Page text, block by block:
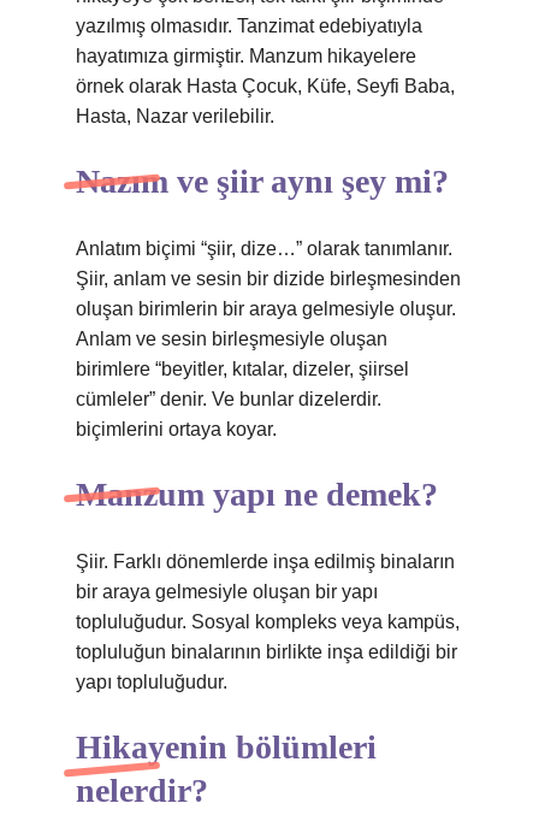
yazılmış olmasıdır. Tanzimat edebiyatıyla
hayatımıza girmiştir. Manzum hikayelere
örnek olarak Hasta Çocuk, Küfe, Seyfi Baba,
Hasta, Nazar verilebilir.
Nazım ve şiir aynı şey mi?
Anlatım biçimi “şiir, dize…” olarak tanımlanır.
Şiir, anlam ve sesin bir dizide birleşmesinden
oluşan birimlerin bir araya gelmesiyle oluşur.
Anlam ve sesin birleşmesiyle oluşan
birimlere “beyitler, kıtalar, dizeler, şiirsel
cümleler” denir. Ve bunlar dizelerdir.
biçimlerini ortaya koyar.
Manzum yapı ne demek?
Şiir. Farklı dönemlerde inşa edilmiş binaların
bir araya gelmesiyle oluşan bir yapı
topluluğudur. Sosyal kompleks veya kampüs,
topluluğun binalarının birlikte inşa edildiği bir
yapı topluluğudur.
Hikayenin bölümleri
nelerdir?